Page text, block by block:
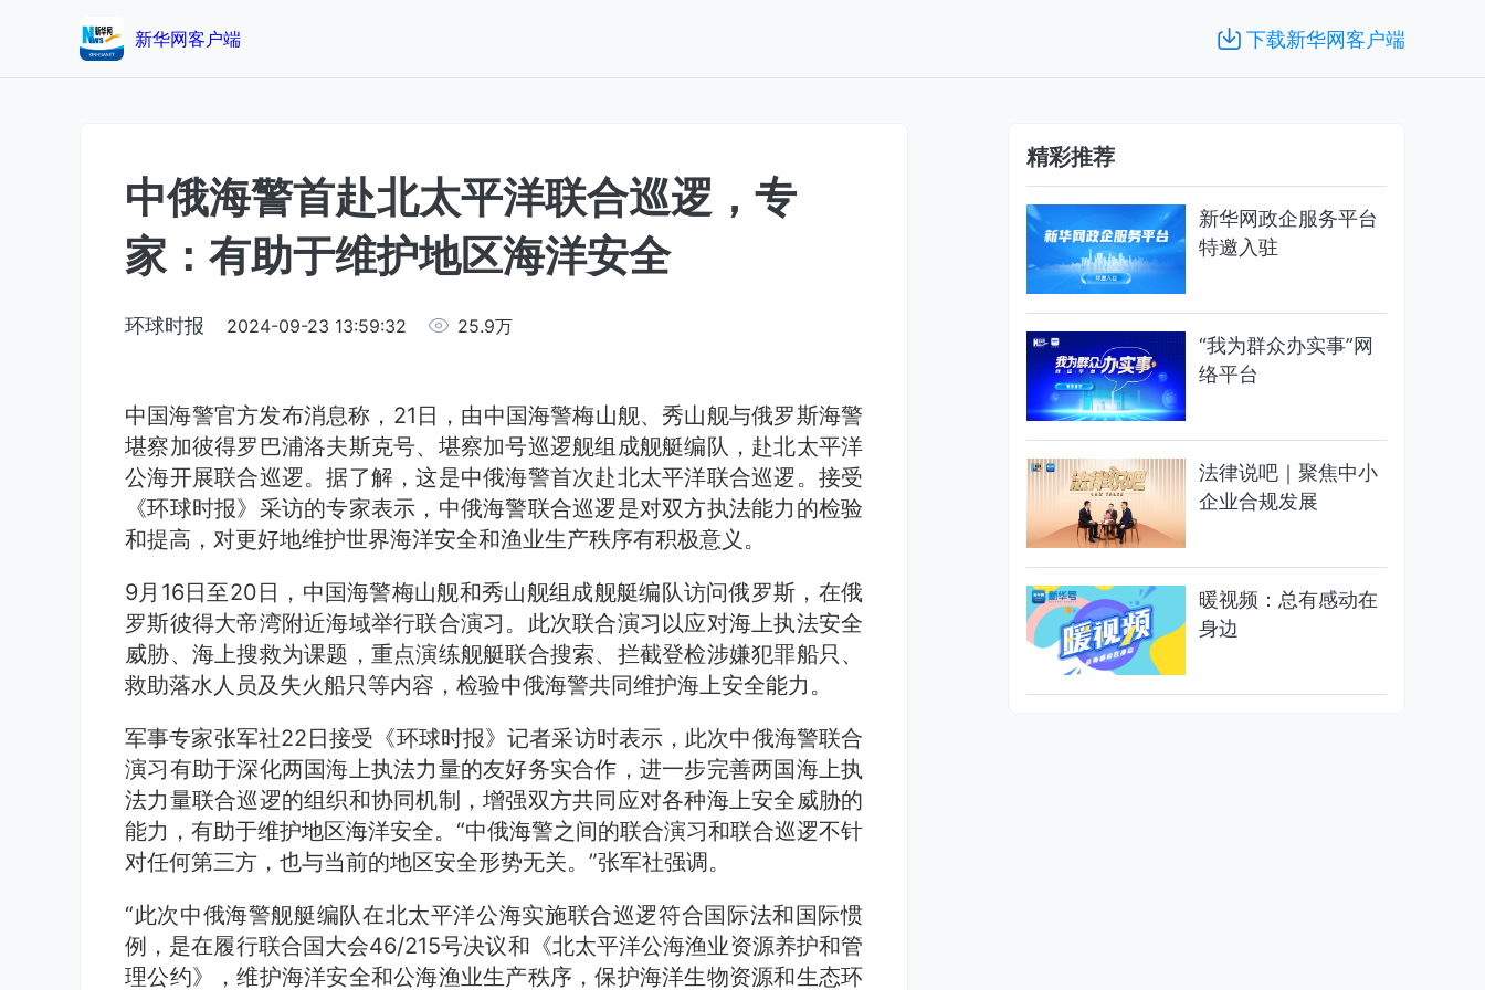
新华网客户端 下载新华网客户端
中俄海警首赴北太平洋联合巡逻，专
家：有助于维护地区海洋安全
环球时报 2024-09-23 13:59:32 25.9万
中国海警官方发布消息称，21日，由中国海警梅山舰、秀山舰与俄罗斯海警
堪察加彼得罗巴浦洛夫斯克号、堪察加号巡逻舰组成舰艇编队，赴北太平洋
公海开展联合巡逻。据了解，这是中俄海警首次赴北太平洋联合巡逻。接受
《环球时报》采访的专家表示，中俄海警联合巡逻是对双方执法能力的检验
和提高，对更好地维护世界海洋安全和渔业生产秩序有积极意义。
9月16日至20日，中国海警梅山舰和秀山舰组成舰艇编队访问俄罗斯，在俄
罗斯彼得大帝湾附近海域举行联合演习。此次联合演习以应对海上执法安全
威胁、海上搜救为课题，重点演练舰艇联合搜索、拦截登检涉嫌犯罪船只、
救助落水人员及失火船只等内容，检验中俄海警共同维护海上安全能力。
军事专家张军社22日接受《环球时报》记者采访时表示，此次中俄海警联合
演习有助于深化两国海上执法力量的友好务实合作，进一步完善两国海上执
法力量联合巡逻的组织和协同机制，增强双方共同应对各种海上安全威胁的
能力，有助于维护地区海洋安全。“中俄海警之间的联合演习和联合巡逻不针
对任何第三方，也与当前的地区安全形势无关。”张军社强调。
“此次中俄海警舰艇编队在北太平洋公海实施联合巡逻符合国际法和国际惯
例，是在履行联合国大会46/215号决议和《北太平洋公海渔业资源养护和管
理公约》，维护海洋安全和公海渔业生产秩序，保护海洋生物资源和生态环
精彩推荐
新华网政企服务平台
特邀入驻
“我为群众办实事”网
络平台
法律说吧｜聚焦中小
企业合规发展
暖视频：总有感动在
身边